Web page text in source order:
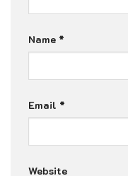
Name *
Email *
Website